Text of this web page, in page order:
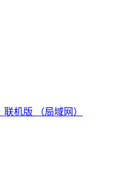
机版 （局域网）